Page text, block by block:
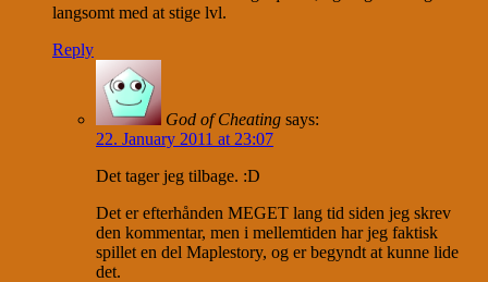
langsomt med at stige lvl.
Reply
God of Cheating says:
22. January 2011 at 23:07
Det tager jeg tilbage. :D
Det er efterhånden MEGET lang tid siden jeg skrev
den kommentar, men i mellemtiden har jeg faktisk
spillet en del Maplestory, og er begyndt at kunne lide
det.